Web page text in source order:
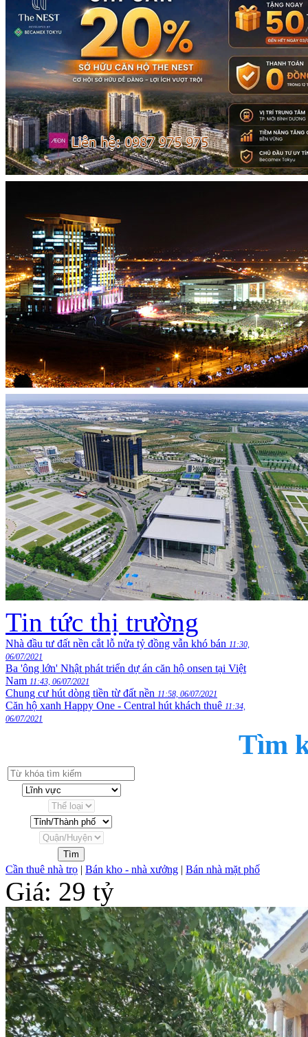
Tin tức thị trường
Nhà đầu tư đất nền cắt lỗ nửa tỷ đồng vẫn khó bán 11:30,
06/07/2021
Ba 'ông lớn' Nhật phát triển dự án căn hộ onsen tại Việt
Nam 11:43, 06/07/2021
Chung cư hút dòng tiền từ đất nền 11:58, 06/07/2021
Căn hộ xanh Happy One - Central hút khách thuê 11:34,
06/07/2021
Tìm
Tìm
Cần thuê nhà trọ | Bán kho - nhà xưởng | Bán nhà mặt phố
Giá: 29 tỷ